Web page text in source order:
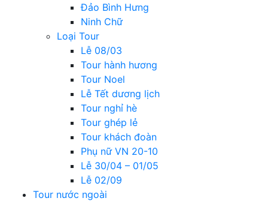
Đảo Bình Hưng
Ninh Chữ
Loại Tour
Lễ 08/03
Tour hành hương
Tour Noel
Lễ Tết dương lịch
Tour nghỉ hè
Tour ghép lẻ
Tour khách đoàn
Phụ nữ VN 20-10
Lễ 30/04 – 01/05
Lễ 02/09
Tour nước ngoài